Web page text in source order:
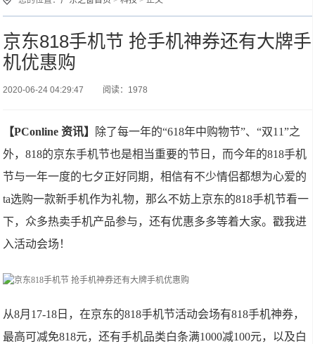
京东818手机节 抢手机神券还有大牌手
机优惠购
2020-06-24 04:29:47 阅读：1978
【PConline 资讯】 除了每一年的“618年中购物节”、“双11”之
外，818的京东手机节也是相当重要的节日，而今年的818手机
节与一年一度的七夕正好同期，相信有不少情侣都想为心爱的
ta选购一款新手机作为礼物，那么不妨上京东的818手机节看一
下，众多热卖手机产品参与，还有优惠多多等着大家。戳我进
入活动会场！
从8月17-18日，在京东的818手机节活动会场有818手机神券，
最高可减免818元，还有手机品类白条满1000减100元，以及白